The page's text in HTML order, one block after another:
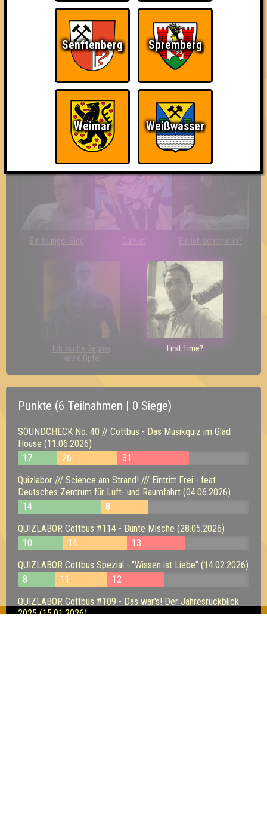
Knapp daneben! So kurz vorm Sieg!
The Last of Us Wir sind ERSTER?! Streber
Eindeutiger Sieg Duelist Bin ich schon drin?
Ich suche Gegner,
keine Opfer
First Time?
Punkte (6 Teilnahmen | 0 Siege)
SOUNDCHECK No. 40 // Cottbus - Das Musikquiz im Glad
House (11.06.2026)
17
26
31
Quizlabor /// Science am Strand! /// Eintritt Frei - feat.
Deutsches Zentrum für Luft- und Raumfahrt (04.06.2026)
14
8
QUIZLABOR Cottbus #114 - Bunte Mische (28.05.2026)
10
14
13
QUIZLABOR Cottbus Spezial - "Wissen ist Liebe" (14.02.2026)
8
11
12
QUIZLABOR Cottbus #109 - Das war's! Der Jahresrückblick
2025 (15.01.2026)
Senftenberg Spremberg
Weimar Weißwasser